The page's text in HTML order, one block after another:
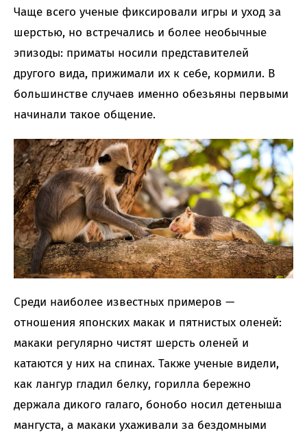
Чаще всего ученые фиксировали игры и уход за
шерстью, но встречались и более необычные
эпизоды: приматы носили представителей
другого вида, прижимали их к себе, кормили. В
большинстве случаев именно обезьяны первыми
начинали такое общение.
Среди наиболее известных примеров —
отношения японских макак и пятнистых оленей:
макаки регулярно чистят шерсть оленей и
катаются у них на спинах. Также ученые видели,
как лангур гладил белку, горилла бережно
держала дикого галаго, бонобо носил детеныша
мангуста, а макаки ухаживали за бездомными